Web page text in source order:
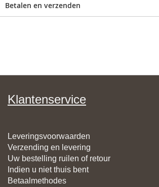
Betalen en verzenden
Klantenservice
Leveringsvoorwaarden
Verzending en levering
Uw bestelling ruilen of retour
Indien u niet thuis bent
Betaalmethodes